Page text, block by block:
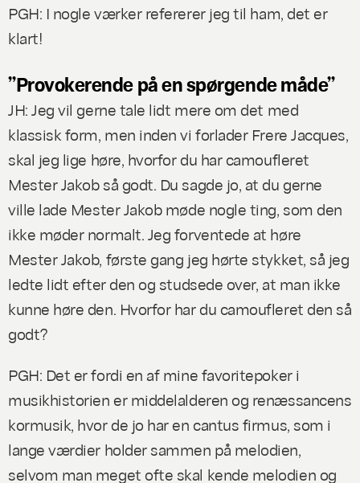
PGH: I nogle værker refererer jeg til ham, det er
klart!
”Provokerende på en spørgende måde”
JH: Jeg vil gerne tale lidt mere om det med
klassisk form, men inden vi forlader Frere Jacques,
skal jeg lige høre, hvorfor du har camoufleret
Mester Jakob så godt. Du sagde jo, at du gerne
ville lade Mester Jakob møde nogle ting, som den
ikke møder normalt. Jegforventede at høre
Mester Jakob, første gang jeg hørte stykket, så jeg
ledte lidt efter den og studsede over, at man ikke
kunne høre den. Hvorfor har du camoufleret den så
godt?
PGH: Det er fordi en af mine favoritepoker i
musikhistorien er middelalderen og renæssancens
kormusik, hvor de jo har en cantus firmus, som i
lange værdier holder sammen på melodien,
selvom man meget ofte skal kende melodien og